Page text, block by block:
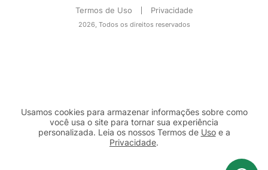
Termos de Uso Privacidade
2026, Todos os direitos reservados
Usamos cookies para armazenar informações sobre como
você usa o site para tornar sua experiência
personalizada. Leia os nossos Termos de Usoe a
Privacidade.